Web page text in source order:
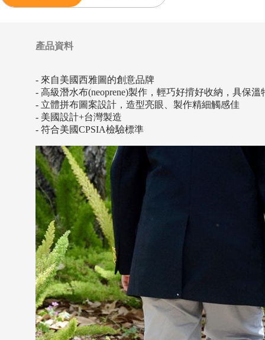
產品資料
- 來自美國西雅圖的創意品牌
- 高級潛水布(neoprene)製作，輕巧好揹好收納，具保溫
- 立體拼布圖案設計，造型亮眼、製作精細觸感佳
- 美國設計+台灣製造
- 符合美國CPSIA檢驗標準